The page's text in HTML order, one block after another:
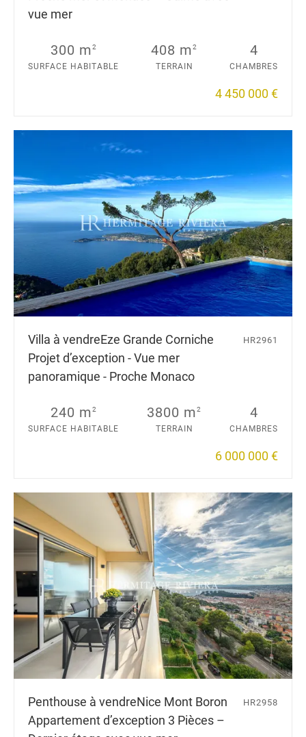
vue mer
300 m2
SURFACE HABITABLE
408 m2
TERRAIN
4
CHAMBRES
4 450 000 €
Villa à vendreEze Grande Corniche
Projet d’exception - Vue mer
panoramique - Proche Monaco
HR2961
240 m2
SURFACE HABITABLE
3800 m2
TERRAIN
4
CHAMBRES
6 000 000 €
Penthouse à vendreNice Mont Boron
Appartement d’exception 3 Pièces –
HR2958